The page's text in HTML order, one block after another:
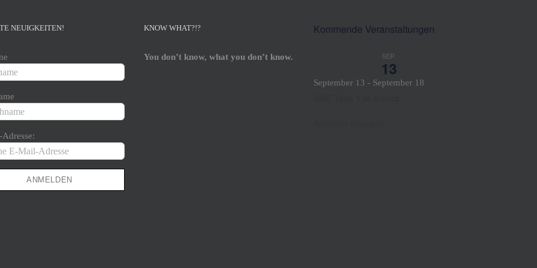
NEUIGKEITEN! KNOW WHAT?!?
You don’t know, what you don’t know.
Kommende Veranstaltungen
SEP.
13
September 13 - September 18